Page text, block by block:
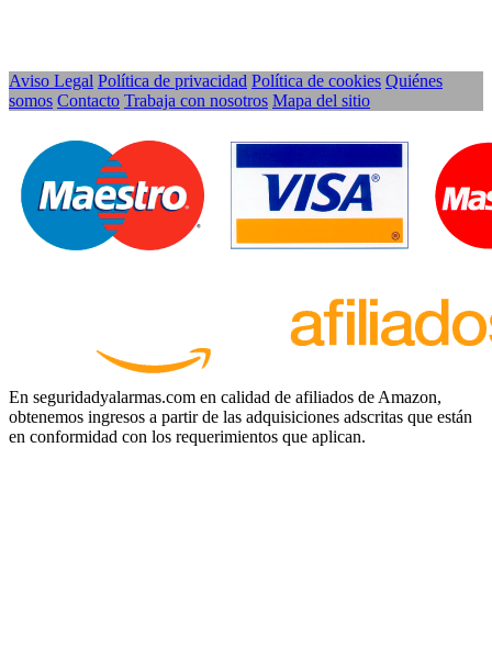
Aviso Legal Política de privacidad Política de cookies Quiénes
somos Contacto Trabaja con nosotros Mapa del sitio
En seguridadyalarmas.com en calidad de afiliados de Amazon,
obtenemos ingresos a partir de las adquisiciones adscritas que están
en conformidad con los requerimientos que aplican.